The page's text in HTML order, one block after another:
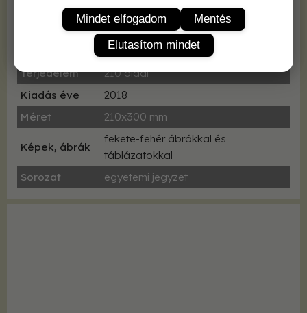
MATE
2000100030509
fűzve
Terjedelem
210 oldal
Kiadás éve
2018
Méret
210x300 mm
Képek, ábrák
fekete-fehér ábrákkal és
táblázatokkal
Sorozat
egyetemi jegyzet
Mindet elfogadom
Mentés
Elutasítom mindet